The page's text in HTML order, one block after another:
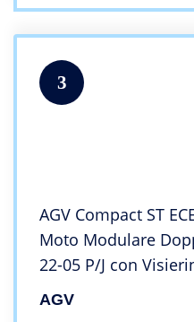
3
AGV Compact ST
Moto Modulare
22-05 P/J con
AGV